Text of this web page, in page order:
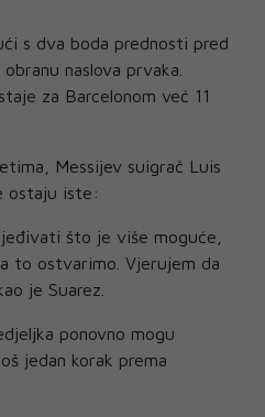
s dva boda prednosti pred
naslova prvaka.
za Barcelonom već 11
Messijev suigrač Luis
ostaju iste:
što je više moguće,
to ostvarimo. Vjerujem da
je Suarez.
ponovno mogu
jedan korak prema